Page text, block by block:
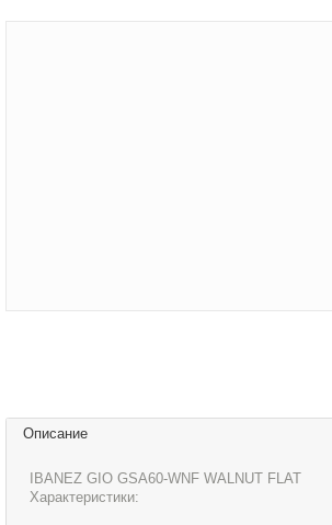
Описание
IBANEZ GIO GSA60-WNF WALNUT FLAT
Характеристики: